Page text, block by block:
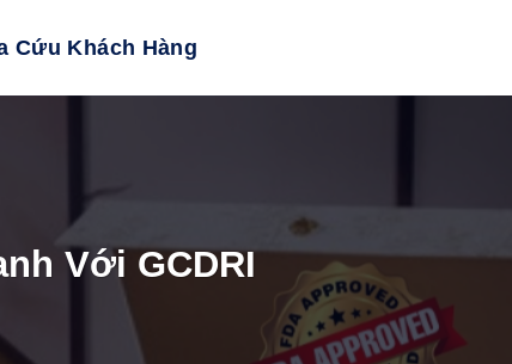
Cứu Khách Hàng
Với GCDRI